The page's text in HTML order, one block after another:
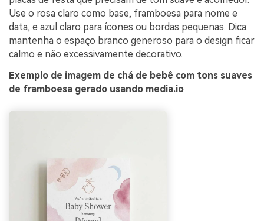
Use o rosa claro como base, framboesa para nome e
data, e azul claro para ícones ou bordas pequenas. Dica:
mantenha o espaço branco generoso para o design ficar
calmo e não excessivamente decorativo.
Exemplo de imagem de chá de bebê com tons suaves
de framboesa gerado usando media.io